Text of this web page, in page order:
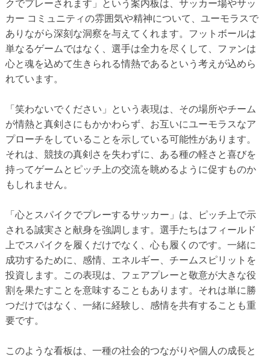
クでプレーされます」という案内板は、サッカー場やサッ
カー コミュニティの雰囲気や精神について、ユーモラスで
ありながら深刻な洞察を与えてくれます。フットボールは
単なるゲームではなく、選手は全力を尽くして、ファンは
心と魂を込めて生きられる情熱であるという考えが込めら
れています。
「笑わないでください」という表現は、その場所やチーム
が情熱と真剣さにもかかわらず、お互いにユーモラスなア
プローチをしていることを示している可能性があります。
それは、競技の真剣さを失わずに、ある種の軽さと喜びを
持ってゲームとピッチ上の交流を眺めるように促すものか
もしれません。
「心とスパイクでプレーするサッカー」は、ピッチ上で示
される誠実さと献身を強調します。選手たちはフィールド
上でスパイクを履くだけでなく、心も履くのです。一緒に
成功するために、感情、エネルギー、チームスピリットを
投資します。この表現は、フェアプレーと敬意が大きな役
割を果たすことを意味することもあります。それは単に勝
つだけではなく、一緒に経験し、感情を共有することも重
要です。
このような看板は、一種の社会的つながりや個人の成長と